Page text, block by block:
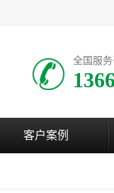
全国服
客户案例